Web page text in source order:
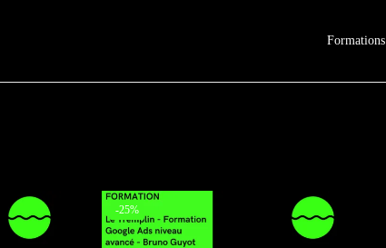
Formations
-25%